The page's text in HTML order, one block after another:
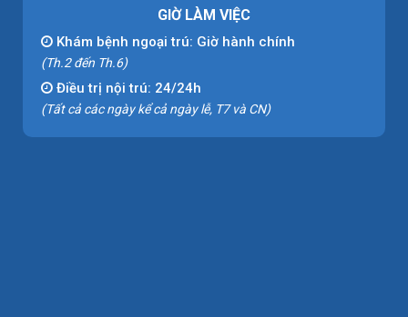
GIỜ LÀM VIỆC
Khám bệnh ngoại trú: Giờ hành chính
(Th.2 đến Th.6)
Điều trị nội trú: 24/24h
(Tất cả các ngày kể cả ngày lễ, T7 và CN)